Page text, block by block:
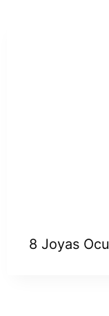
8 Joyas